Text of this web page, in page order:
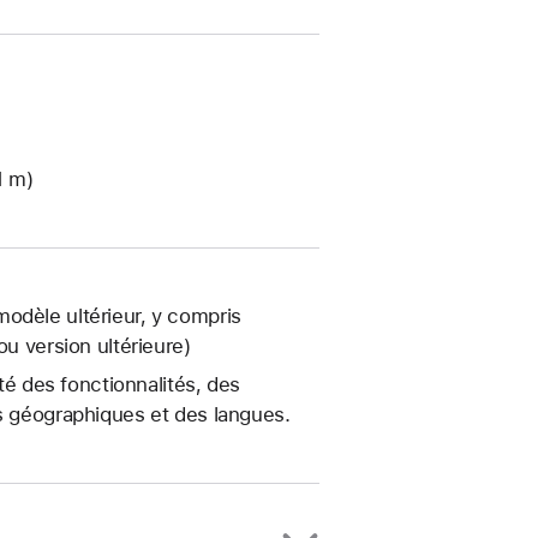
m)
ultérieur, y compris
version ultérieure)
des fonctionnalités, des
et des langues.